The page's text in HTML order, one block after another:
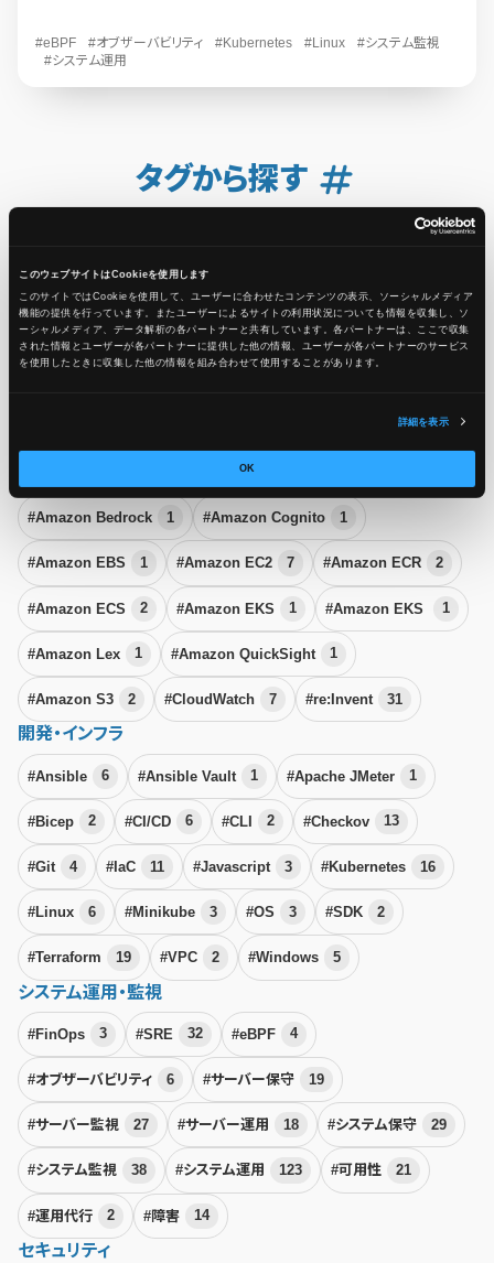
このウェブサイトはCookieを使用します
このサイトではCookieを使用して、ユーザーに合わせたコンテンツの表示、ソーシャルメディア
機能の提供を行っています。またユーザーによるサイトの利用状況についても情報を収集し、ソ
ーシャルメディア、データ解析の各パートナーと共有しています。各パートナーは、ここで収集
された情報とユーザーが各パートナーに提供した他の情報、ユーザーが各パートナーのサービス
を使用したときに収集した他の情報を組み合わせて使用​​することがあります。
詳細を表示
OK
#eBPF #オブザーバビリティ #Kubernetes #Linux
#システム監視
#システム運用
タグから探す
#AWS 656 #AWS CloudFormation 6
#AWS CodeBuild 1 #AWS Graviton 1 #AWS Health 2
#Amazon Athena
#Amazon Bedrock 1 #Amazon Cognito 1
#Amazon EBS 1 #Amazon EC2 7 #Amazon ECR 2
#Amazon ECS 2 #Amazon EKS 1 #Amazon EKS 1
#Amazon Lex 1 #Amazon QuickSight 1
#Amazon S3 2 #CloudWatch 7 #re:Invent 31
開発・インフラ
#Ansible 6 #Ansible Vault 1 #Apache JMeter 1
#Bicep 2 #CI/CD 6 #CLI 2 #Checkov 13
#Git 4 #IaC 11 #Javascript 3 #Kubernetes 16
#Linux 6 #Minikube 3 #OS 3 #SDK 2
#Terraform 19 #VPC 2 #Windows 5
システム運用・監視
#FinOps 3 #SRE 32 #eBPF 4
#オブザーバビリティ 6 #サーバー保守 19
#サーバー監視 27 #サーバー運用 18 #システム保守 29
#システム監視 38 #システム運用 123 #可用性 21
#運用代行 2 #障害 14
セキュリティ